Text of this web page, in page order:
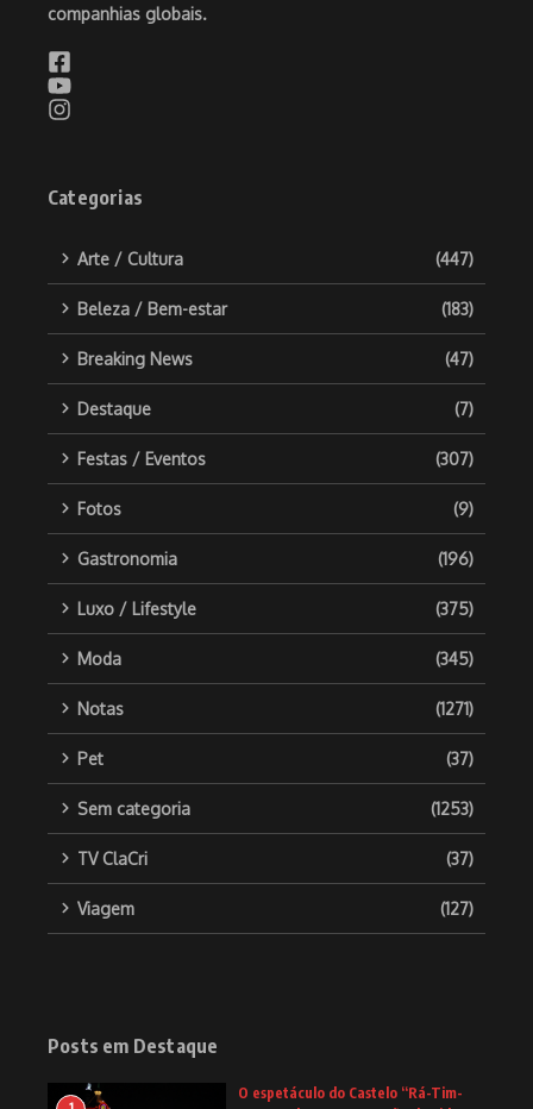
companhias globais.
Categorias
Arte / Cultura (447)
Beleza / Bem-estar (183)
Breaking News (47)
Destaque (7)
Festas / Eventos (307)
Fotos (9)
Gastronomia (196)
Luxo / Lifestyle (375)
Moda (345)
Notas (1271)
Pet (37)
Sem categoria (1253)
TV ClaCri (37)
Viagem (127)
Posts em Destaque
O espetáculo do Castelo “Rá-Tim-